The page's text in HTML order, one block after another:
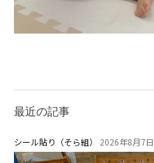
最近の記事
シール貼り（そら組） 2026年8月7日
教職員募集
安⼼・安全対策
課外教室